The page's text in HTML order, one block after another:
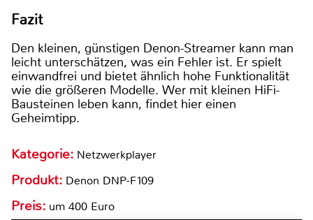
Fazit
Den kleinen, günstigen Denon-Streamer kann man
leicht unterschätzen, was ein Fehler ist. Er spielt
einwandfrei und bietet ähnlich hohe Funktionalität
wie die größeren Modelle. Wer mit kleinen HiFi-
Bausteinen leben kann, findet hier einen
Geheimtipp.
Kategorie: Netzwerkplayer
Produkt: Denon DNP-F109
Preis: um 400 Euro